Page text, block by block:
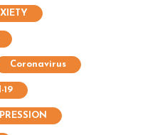
Coronavirus
19